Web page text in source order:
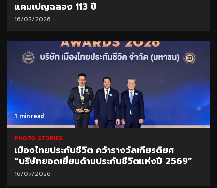
แคมเปญฉลอง 113 ปี
16/07/2026
1 min read
PHOTO STORIES
เมืองไทยประกันชีวิต คว้ารางวัลเกียรติยศ
“บริษัทยอดเยี่ยมด้านประกันชีวิตแห่งปี 2569”
16/07/2026